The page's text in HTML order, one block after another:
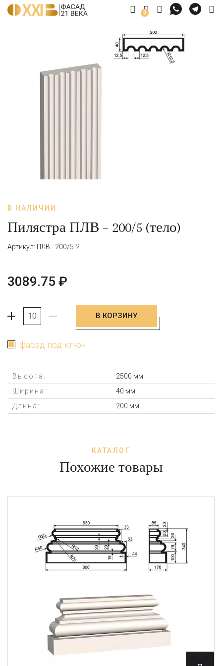
0
В НАЛИЧИИ
Пилястра ПЛВ – 200/5 (тело)
Артикул: ПЛВ - 200/5-2
3089.75 ₽
-
+ В КОРЗИНУ
фасад под ключ
Высота:
2500 мм
Ширина:
40 мм
Длина:
200 мм
КАТАЛОГ
Похожие товары